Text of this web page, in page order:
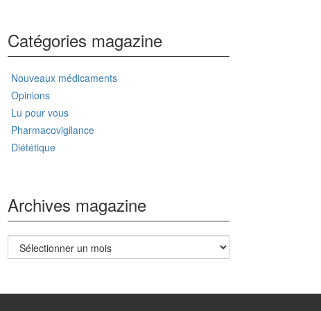
Catégories magazine
Nouveaux médicaments
Opinions
Lu pour vous
Pharmacovigilance
Diététique
Archives magazine
Archives
magazine